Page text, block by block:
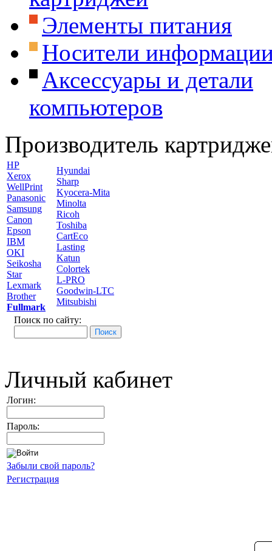
Элементы питания
Носители
Аксессуары и детали
компьютеров
Производитель
HP
Xerox
WellPrint
Panasonic
Samsung
Canon
Epson
IBM
OKI
Seikosha
Star
Lexmark
Brother
Fullmark
Hyundai
Sharp
Kyocera-Mita
Minolta
Ricoh
Toshiba
CartEco
Lasting
Katun
Colortek
L-PRO
Goodwin-LTC
Mitsubishi
Поиск по сайту:
Личный кабинет
Логин:
Пароль:
Забыли свой пароль?
Регистрация